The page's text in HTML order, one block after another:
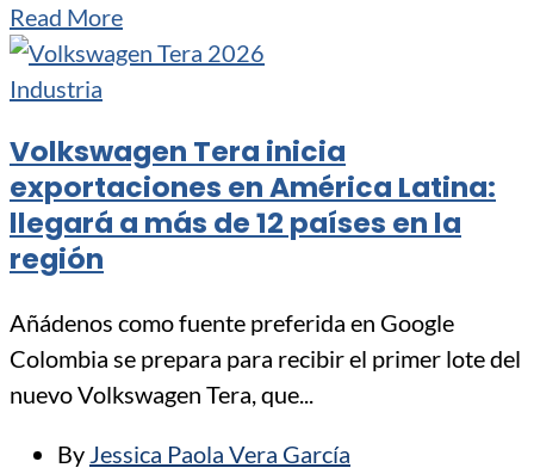
Read More
Industria
Volkswagen Tera inicia
exportaciones en América Latina:
llegará a más de 12 países en la
región
Añádenos como fuente preferida en Google
Colombia se prepara para recibir el primer lote del
nuevo Volkswagen Tera, que...
By Jessica Paola Vera García